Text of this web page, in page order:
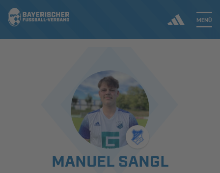
MENÜ
ERGEBNISSE & WETTBEWERBE
SPIELBETRIEB & VERBANDSLEBEN
AUSBILDUNG & FÖRDERUNG
MANUEL SANGL